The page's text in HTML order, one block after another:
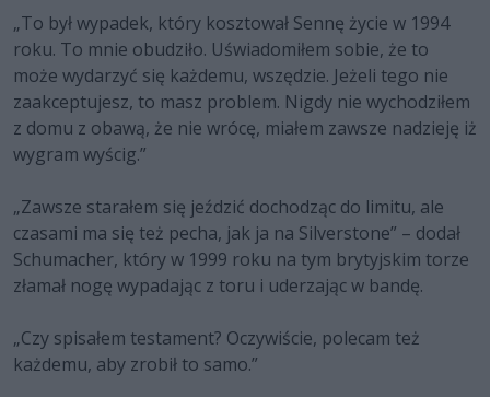
„To był wypadek, który kosztował Sennę życie w 1994
roku. To mnie obudziło. Uświadomiłem sobie, że to
może wydarzyć się każdemu, wszędzie. Jeżeli tego nie
zaakceptujesz, to masz problem. Nigdy nie wychodziłem
z domu z obawą, że nie wrócę, miałem zawsze nadzieję iż
wygram wyścig.”
„Zawsze starałem się jeździć dochodząc do limitu, ale
czasami ma się też pecha, jak ja na Silverstone” – dodał
Schumacher, który w 1999 roku na tym brytyjskim torze
złamał nogę wypadając z toru i uderzając w bandę.
„Czy spisałem testament? Oczywiście, polecam też
każdemu, aby zrobił to samo.”